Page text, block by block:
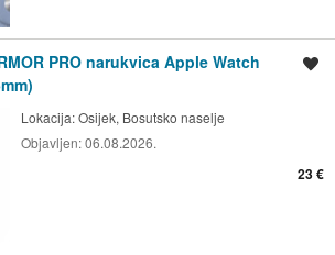
PRO narukvica Apple Watch
Lokacija:Osijek, Bosutsko naselje
Objavljen:06.08.2026.
23 €